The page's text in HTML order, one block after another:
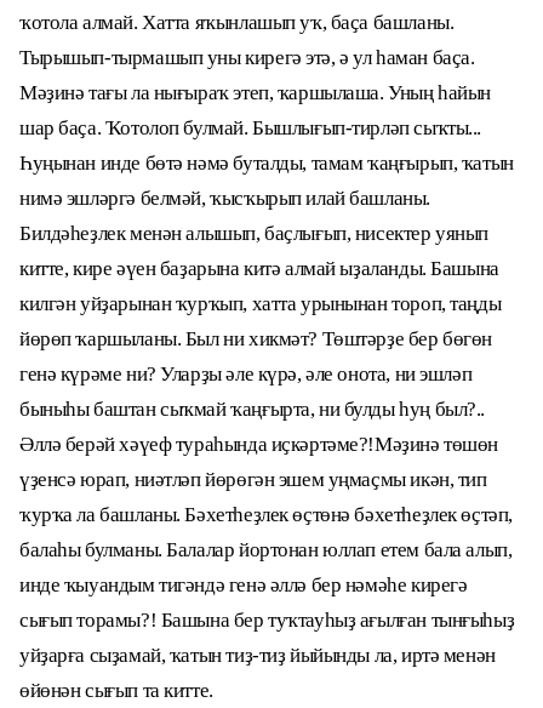
ҡотола алмай. Хатта яҡынлашып уҡ, баҫа башланы.
Тырышып-тырмашып уны кирегә этә, ә ул һаман баҫа.
Мәҙинә тағы ла нығыраҡ этеп, ҡаршылаша. Уның һайын
шар баҫа. Ҡотолоп булмай. Бышлығып-тирләп сыҡты...
Һуңынан инде бөтә нәмә буталды, тамам ҡаңғырып, ҡатын
нимә эшләргә белмәй, ҡысҡырып илай башланы.
Билдәһеҙлек менән алышып, баҫлығып, нисектер уянып
китте, кире әүен баҙарына китә алмай ыҙаланды. Башына
килгән уйҙарынан ҡурҡып, хатта урынынан тороп, таңды
йөрөп ҡаршыланы. Был ни хикмәт? Төштәрҙе бер бөгөн
генә күрәме ни? Уларҙы әле күрә, әле онота, ни эшләп
быныһы баштан сыҡмай ҡаңғырта, ни булды һуң был?..
Әллә берәй хәүеф тураһында иҫкәртәме?!Мәҙинә төшөн
үҙенсә юрап, ниәтләп йөрөгән эшем уңмаҫмы икән, тип
ҡурҡа ла башланы. Бәхетһеҙлек өҫтөнә бәхетһеҙлек өҫтәп,
балаһы булманы. Балалар йортонан юллап етем бала алып,
инде ҡыуандым тигәндә генә әллә бер нәмәһе кирегә
сығып торамы?! Башына бер туҡтауһыҙ ағылған тынғыһыҙ
уйҙарға сыҙамай, ҡатын тиҙ-тиҙ йыйынды ла, иртә менән
өйөнән сығып та китте.